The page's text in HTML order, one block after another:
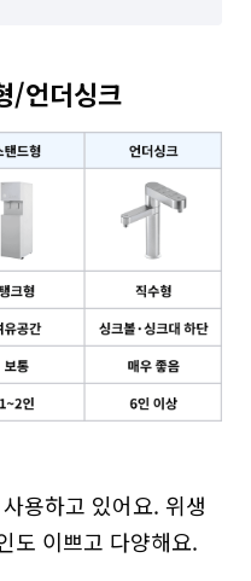
/언더싱크
용하고 있어요. 위생
도 이쁘고 다양해요.